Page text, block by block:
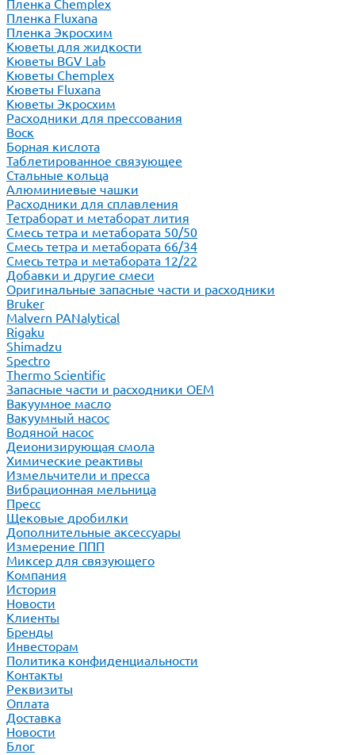
Пленка Chemplex
Пленка Fluxana
Пленка Экросхим
Кюветы для жидкости
Кюветы BGV Lab
Кюветы Chemplex
Кюветы Fluxana
Кюветы Экросхим
Расходники для прессования
Воск
Борная кислота
Таблетированное связующее
Стальные кольца
Алюминиевые чашки
Расходники для сплавления
Тетраборат и метаборат лития
Смесь тетра и метабората 50/50
Смесь тетра и метабората 66/34
Смесь тетра и метабората 12/22
Добавки и другие смеси
Оригинальные запасные части и расходники
Bruker
Malvern PANalytical
Rigaku
Shimadzu
Spectro
Thermo Scientific
Запасные части и расходники ОЕМ
Вакуумное масло
Вакуумный насос
Водяной насос
Деионизирующая смола
Химические реактивы
Измельчители и пресса
Вибрационная мельница
Пресс
Щековые дробилки
Дополнительные аксессуары
Измерение ППП
Миксер для связующего
Компания
История
Новости
Клиенты
Бренды
Инвесторам
Политика конфиденциальности
Контакты
Реквизиты
Оплата
Доставка
Новости
Блог